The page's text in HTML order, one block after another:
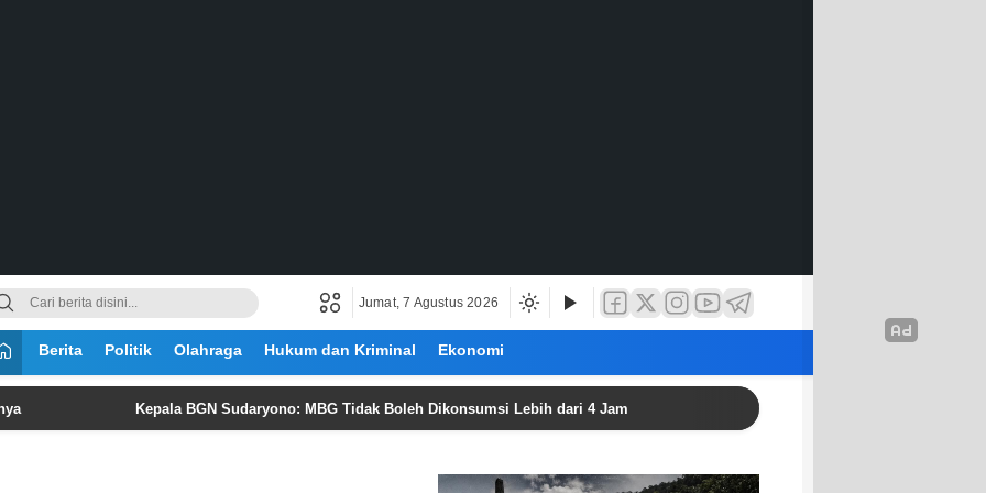
Jumat, 7 Agustus 2026
Berita Politik Olahraga Hukum dan Kriminal Ekonomi
Kepala BGN Sudaryono: MBG Tidak Boleh Dikonsumsi Lebih dari 4 Jam Politisi Golkar: Aceh Harus Perkuat